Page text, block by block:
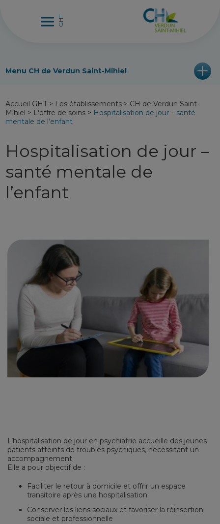
Menu CH de Verdun Saint-Mihiel
Accueil GHT > Les établissements > CH de Verdun Saint-
Mihiel > L'offre de soins > Hospitalisation de jour – santé
mentale de l’enfant
Hospitalisation de jour –
santé mentale de
l’enfant
L’hospitalisation de jour en psychiatrie accueille des jeunes
patients atteints de troubles psychiques, nécessitant un
accompagnement.
Elle a pour objectif de :
Faciliter le retour à domicile et offrir un espace
transitoire après une hospitalisation
Conserver les liens sociaux et favoriser la réinsertion
sociale et professionnelle